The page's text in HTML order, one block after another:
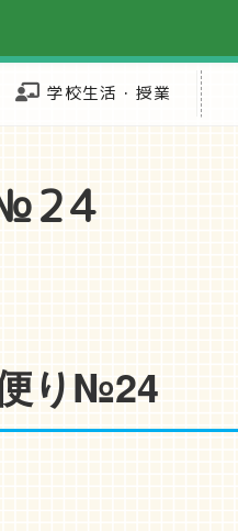
学校生活・授業
り№24